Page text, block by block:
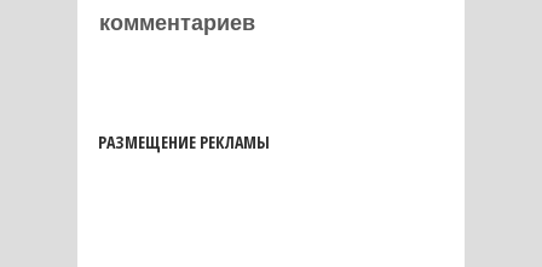
комментариев
РАЗМЕЩЕНИЕ РЕКЛАМЫ